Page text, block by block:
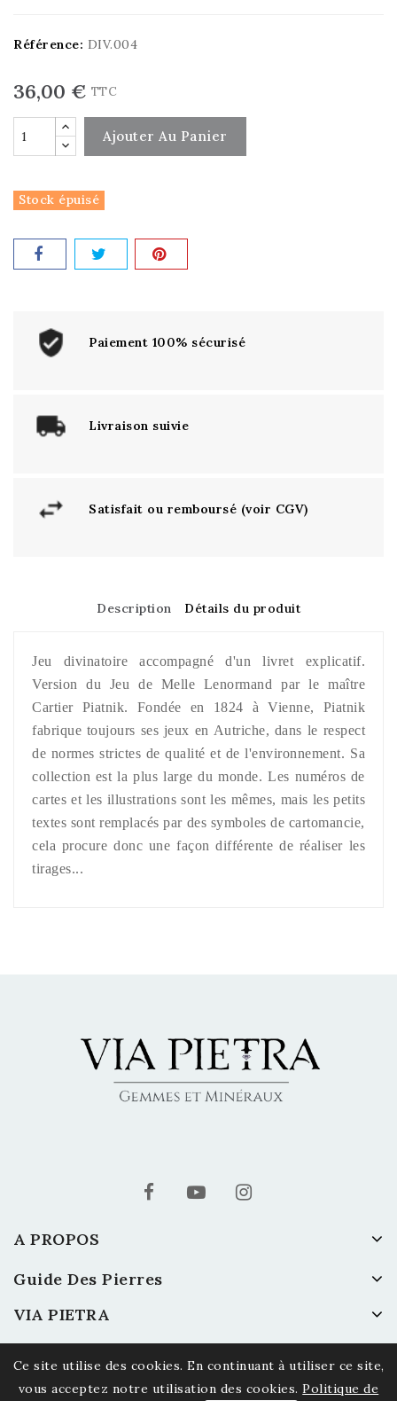
Référence: DIV.004
36,00 € TTC
Ajouter Au Panier
Stock épuisé
Paiement 100% sécurisé
Livraison suivie
Satisfait ou remboursé (voir CGV)
Description Détails du produit
Jeu divinatoire accompagné d'un livret explicatif.
Version du Jeu de Melle Lenormand par le maître
Cartier Piatnik. Fondée en 1824 à Vienne, Piatnik
fabrique toujours ses jeux en Autriche, dans le respect
de normes strictes de qualité et de l'environnement. Sa
collection est la plus large du monde. Les numéros de
cartes et les illustrations sont les mêmes, mais les petits
textes sont remplacés par des symboles de cartomancie,
cela procure donc une façon différente de réaliser les
tirages...
A PROPOS
Guide Des Pierres
VIA PIETRA
Ce site utilise des cookies. En continuant à utiliser ce site,
vous acceptez notre utilisation des cookies. Politique de